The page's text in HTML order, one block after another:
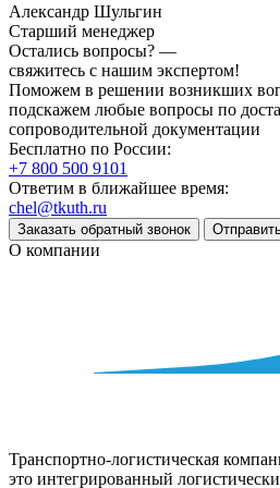
Александр Шульгин
Старший менеджер
Остались вопросы? —
свяжитесь с нашим экспертом!
Поможем в решении возникших
подскажем любые вопросы по
сопроводительной документации
Бесплатно по России:
+7 800 500 9101
Ответим в ближайшее время:
chel@tkuth.ru
Заказать обратный звонок
О компании
Транспортно-логистическая
это интегрированный